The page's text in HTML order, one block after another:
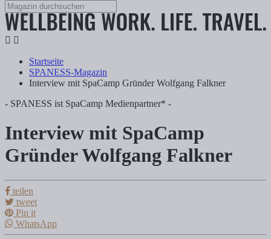
Startseite
SPANESS-Magazin
Interview mit SpaCamp Gründer Wolfgang Falkner
- SPANESS ist SpaCamp Medienpartner* -
Interview mit SpaCamp Gründer
Tanja Klindworth
Interview mit SpaCamp Gründer Wolfgang Falkner: Wie kam es zur
Interview mit SpaCamp
Gründer Wolfgang Falkner
teilen
tweet
Pin it
WhatsApp